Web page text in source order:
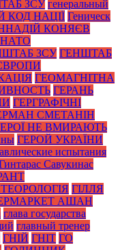
ЗСУ генеральный
КОД НАЦІЇ Геническ
КОНЯЄВ
ЗСУ ГЕНШТАБ
ГЕОМАГНІТНА
ГЕРАНЬ
ГЕРГРАФІЧНІ
СМЕТАНІН
НЕ ВМИРАЮТЬ
ГЕРОЙ УКРАЇНИ
испытания
Савукинас
ГІЛЛЯ
АШАН
глава государства
главный тренер
ГНІЙ ГНІТ ГО